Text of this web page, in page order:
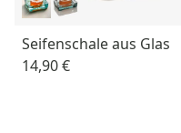
Seifenschale aus Glas
14,90 €